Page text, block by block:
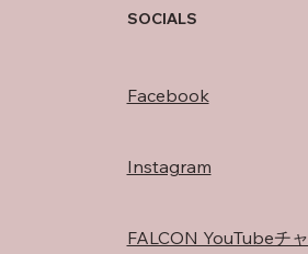
SOCIALS
Facebook
Instagram
FALCON YouTubeチ